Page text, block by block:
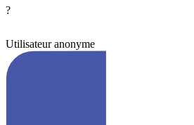
?
Utilisateur anonyme